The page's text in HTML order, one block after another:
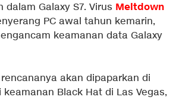
Galaxy S7. Virus Meltdown
PC awal tahun kemarin,
keamanan data Galaxy
akan dipaparkan di
Black Hat di Las Vegas,